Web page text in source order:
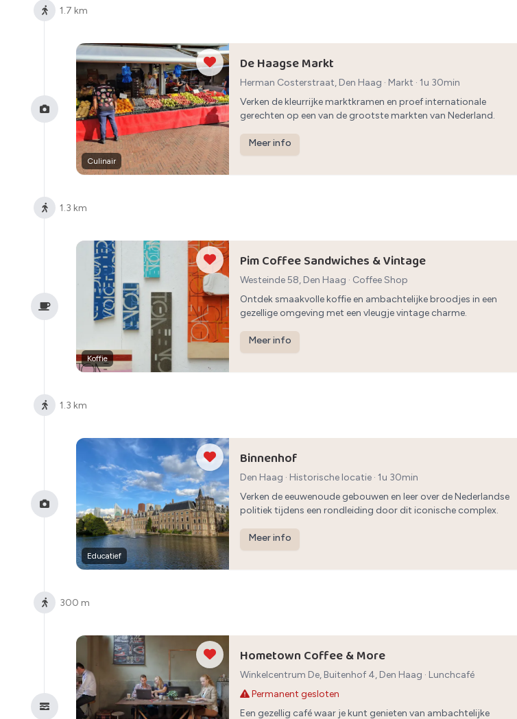
1.7 km
Culinair
De Haagse Markt
Herman Costerstraat, Den Haag · Markt
· 1u 30min
Verken de kleurrijke marktkramen en proef internationale
gerechten op een van de grootste markten van Nederland.
Meer info
1.3 km
Koffie
Pim Coffee Sandwiches & Vintage
Westeinde 58, Den Haag · Coffee Shop
Ontdek smaakvolle koffie en ambachtelijke broodjes in een
gezellige omgeving met een vleugje vintage charme.
Meer info
1.3 km
Educatief
Binnenhof
Den Haag · Historische locatie · 1u 30min
Verken de eeuwenoude gebouwen en leer over de Nederlandse
politiek tijdens een rondleiding door dit iconische complex.
Meer info
300 m
Hometown Coffee & More
Winkelcentrum De, Buitenhof 4, Den Haag · Lunchcafé
Permanent gesloten
Een gezellig café waar je kunt genieten van ambachtelijke